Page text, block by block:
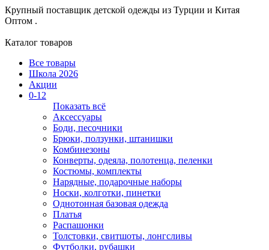
Крупный поставщик детской одежды из Турции и Китая
Оптом .
Каталог товаров
Все товары
Школа 2026
Акции
0-12
Показать всё
Аксессуары
Боди, песочники
Брюки, ползунки, штанишки
Комбинезоны
Конверты, одеяла, полотенца, пеленки
Костюмы, комплекты
Нарядные, подарочные наборы
Носки, колготки, пинетки
Однотонная базовая одежда
Платья
Распашонки
Толстовки, свитшоты, лонгсливы
Футболки, рубашки